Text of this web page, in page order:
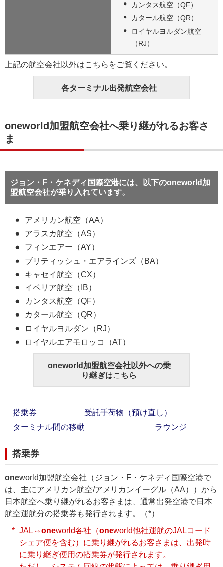
カンタス航空（QF）
カタール航空（QR）
ロイヤルヨルダン航空
（RJ）
上記の航空会社以外はこちらをご覧ください。
各ターミナル出発航空会社
oneworld加盟航空会社へ乗り継がれるお客さ
ま
ジョン・F・ケネディ国際空港には、以下のoneworld加
盟航空会社が乗り入れています。
アメリカン航空（AA）
アラスカ航空（AS）
フィンエアー（AY）
ブリティッシュ・エアラインズ（BA）
キャセイ航空（CX）
イベリア航空（IB）
カンタス航空（QF）
カタール航空（QR）
ロイヤルヨルダン（RJ）
ロイヤルエアモロッコ（AT）
oneworld加盟航空会社以外への乗
り継ぎはこちら
搭乗券
受託手荷物（預け直し）
ターミナル間の移動
ラウンジ
搭乗券
oneworld加盟航空会社（ジョン・F・ケネディ国際空港で
は、主にアメリカン航空/アメリカンイーグル（AA））から
日本航空へ乗り継がれるお客さまは、通常出発空港で日本
航空運航分の搭乗券も発行されます。（*）
JAL⇔oneworld各社（oneworld他社運航のJALコード
シェア便を含む）に乗り継がれるお客さまは、出発時
に乗り継ぎ便用の搭乗券が発行されます。